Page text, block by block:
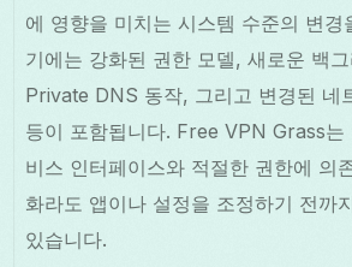
에 영향을 미치는 시스템 수준의 변경
기에는 강화된 권한 모델, 새로운 백
Private DNS 동작, 그리고 변경된 네
등이 포함됩니다. Free VPN Grass는
비스 인터페이스와 적절한 권한에 의
화라도 앱이나 설정을 조정하기 전까
있습니다.